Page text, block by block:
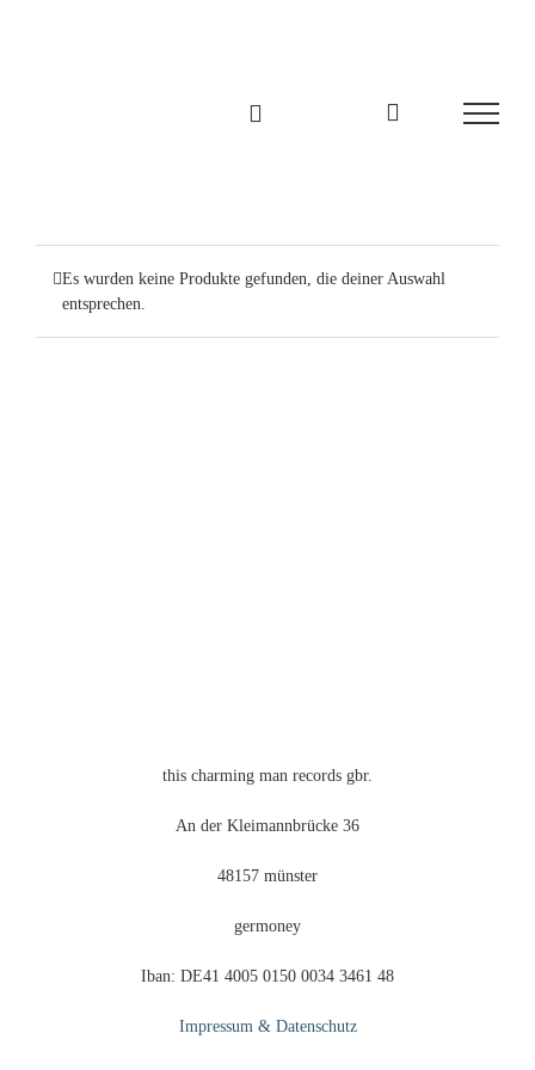
Es wurden keine Produkte gefunden, die deiner Auswahl
entsprechen.
this charming man records gbr.
An der Kleimannbrücke 36
48157 münster
germoney
Iban: DE41 4005 0150 0034 3461 48
Impressum & Datenschutz